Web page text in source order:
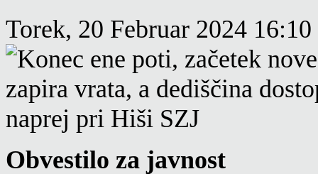
Torek, 20 Februar 2024 16:10
Obvestilo za javnost